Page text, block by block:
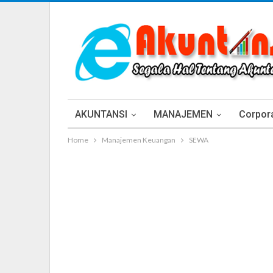
AKUNTANSI MANAJEMEN
Home Manajemen Keuangan SEWA